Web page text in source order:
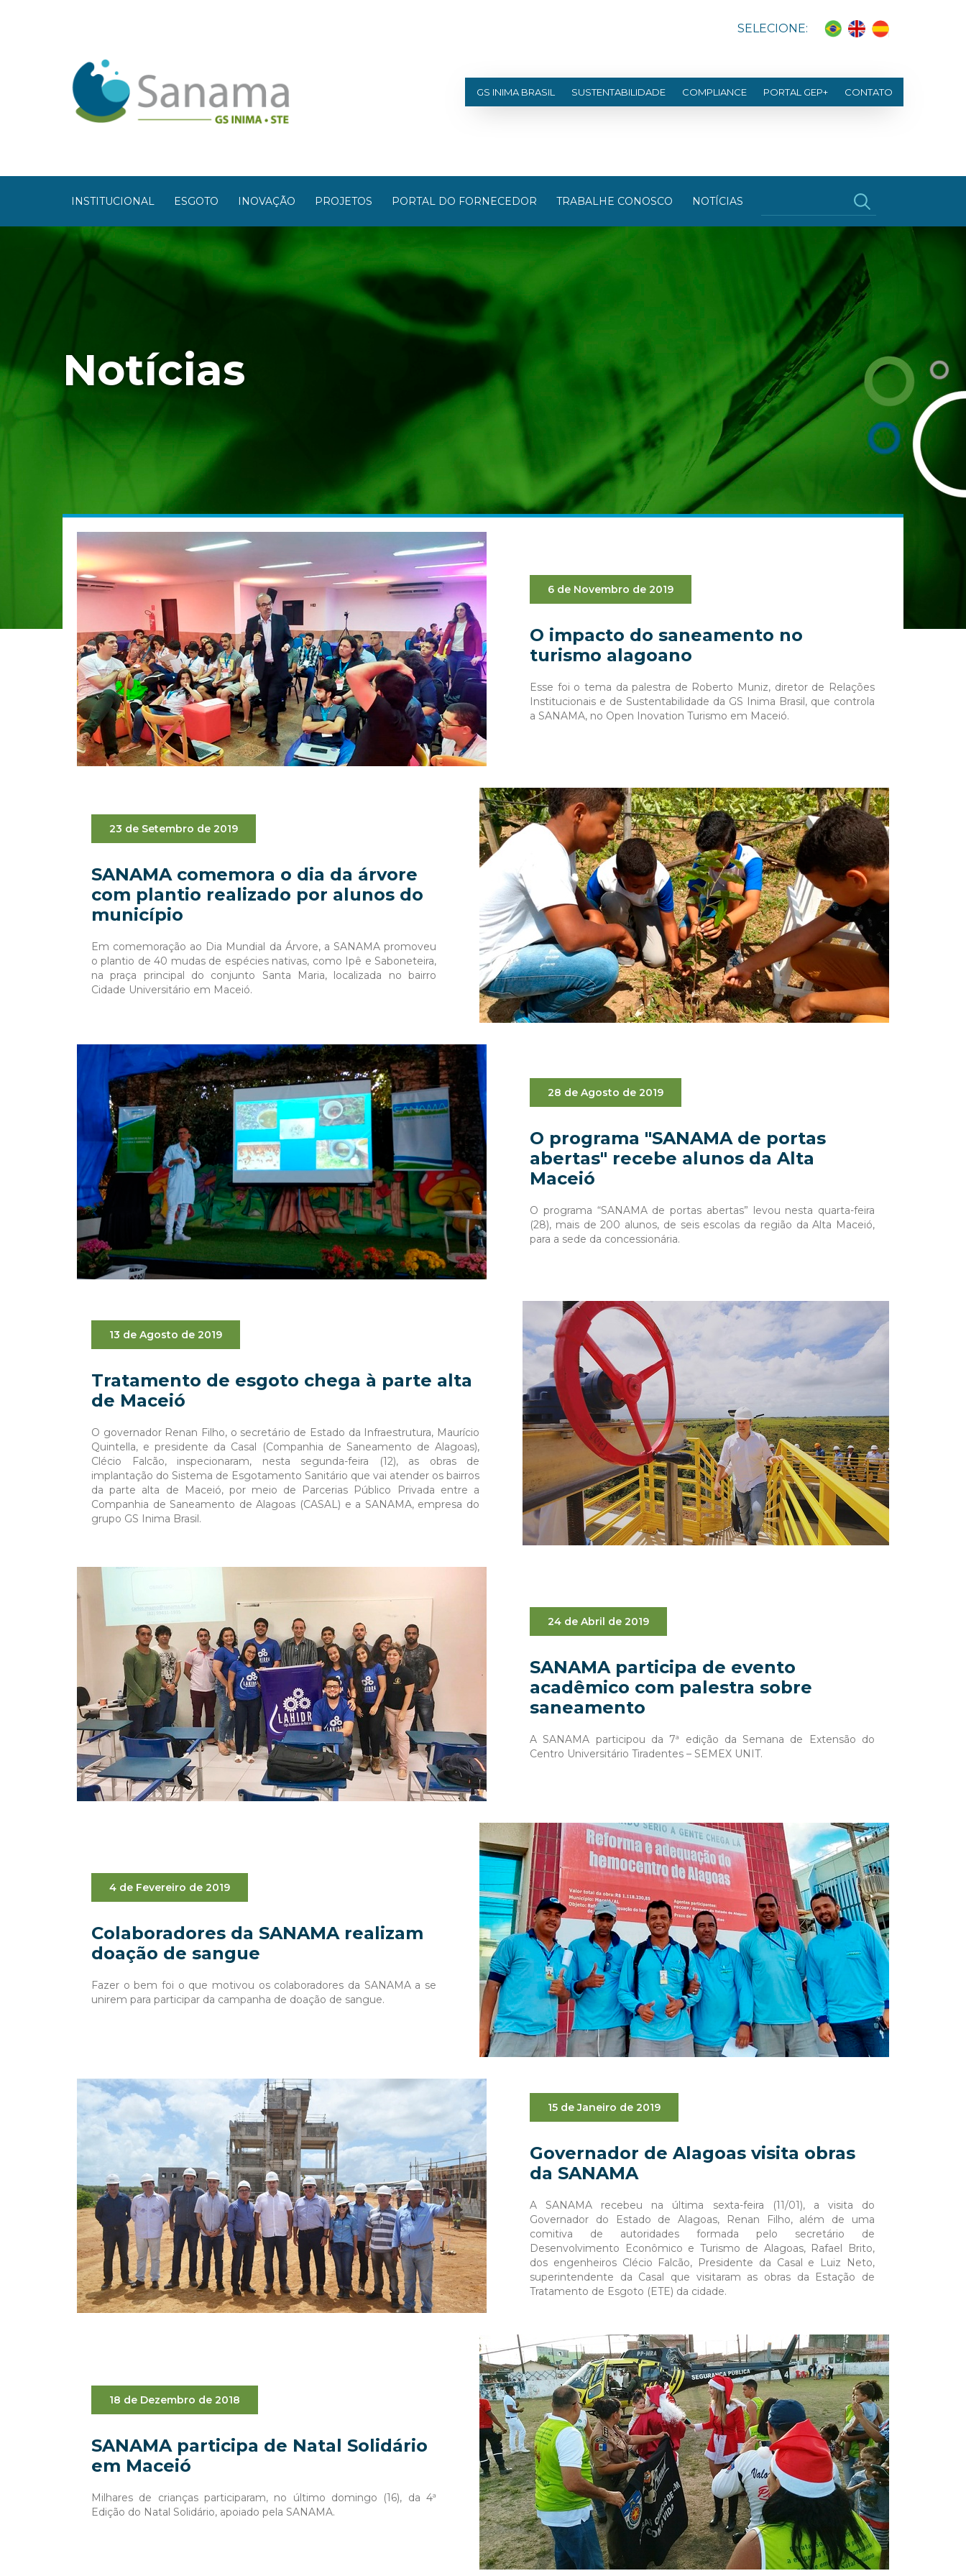
SELECIONE:
GS INIMA BRASIL SUSTENTABILIDADE COMPLIANCE PORTAL GEP+ CONTATO
INSTITUCIONAL ESGOTO INOVAÇÃO PROJETOS PORTAL DO FORNECEDOR TRABALHE CONOSCO NOTÍCIAS
Notícias
6 de Novembro de 2019
O impacto do saneamento no
turismo alagoano
Esse foi o tema da palestra de Roberto Muniz, diretor de Relações
Institucionais e de Sustentabilidade da GS Inima Brasil, que controla
a SANAMA, no Open Inovation Turismo em Maceió.
23 de Setembro de 2019
SANAMA comemora o dia da árvore
com plantio realizado por alunos do
município
Em comemoração ao Dia Mundial da Árvore, a SANAMA promoveu
o plantio de 40 mudas de espécies nativas, como Ipê e Saboneteira,
na praça principal do conjunto Santa Maria, localizada no bairro
Cidade Universitário em Maceió.
28 de Agosto de 2019
O programa "SANAMA de portas
abertas" recebe alunos da Alta
Maceió
O programa “SANAMA de portas abertas” levou nesta quarta-feira
(28), mais de 200 alunos, de seis escolas da região da Alta Maceió,
para a sede da concessionária.
13 de Agosto de 2019
Tratamento de esgoto chega à parte alta
de Maceió
O governador Renan Filho, o secretário de Estado da Infraestrutura, Maurício
Quintella, e presidente da Casal (Companhia de Saneamento de Alagoas),
Clécio Falcão, inspecionaram, nesta segunda-feira (12), as obras de
implantação do Sistema de Esgotamento Sanitário que vai atender os bairros
da parte alta de Maceió, por meio de Parcerias Público Privada entre a
Companhia de Saneamento de Alagoas (CASAL) e a SANAMA, empresa do
grupo GS Inima Brasil.
24 de Abril de 2019
SANAMA participa de evento
acadêmico com palestra sobre
saneamento
A SANAMA participou da 7ª edição da Semana de Extensão do
Centro Universitário Tiradentes – SEMEX UNIT.
4 de Fevereiro de 2019
Colaboradores da SANAMA realizam
doação de sangue
Fazer o bem foi o que motivou os colaboradores da SANAMA a se
unirem para participar da campanha de doação de sangue.
15 de Janeiro de 2019
Governador de Alagoas visita obras
da SANAMA
A SANAMA recebeu na última sexta-feira (11/01), a visita do
Governador do Estado de Alagoas, Renan Filho, além de uma
comitiva de autoridades formada pelo secretário de
Desenvolvimento Econômico e Turismo de Alagoas, Rafael Brito,
dos engenheiros Clécio Falcão, Presidente da Casal e Luiz Neto,
superintendente da Casal que visitaram as obras da Estação de
Tratamento de Esgoto (ETE) da cidade.
18 de Dezembro de 2018
SANAMA participa de Natal Solidário
em Maceió
Milhares de crianças participaram, no último domingo (16), da 4ª
Edição do Natal Solidário, apoiado pela SANAMA.